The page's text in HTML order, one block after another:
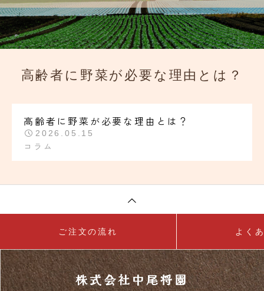
高齢者に野菜が必要な理由とは？
高齢者に野菜が必要な理由とは？
2026.05.15
コラム
ご注文の流れ よく
株式会社中尾将園